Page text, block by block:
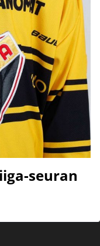
seuran